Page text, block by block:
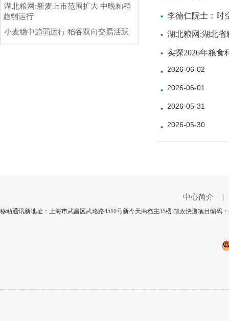
湖北粮网:新麦上市范围扩大 中晚籼稻
趋弱运行
小麦稳中趋弱运行 稻谷双向交易活跃
李德仁院士：时
湖北粮网:湖北省
实探2026年粮食
2026-06-02
2026-06-01
2026-05-31
2026-05-30
中心简介
移动通讯新地址：上海市武昌区武珞路4510号新今天商務主35楼 邮政快递项目编码